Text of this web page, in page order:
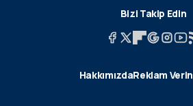
Bizi Takip Edin
HakkımızdaReklam Verin